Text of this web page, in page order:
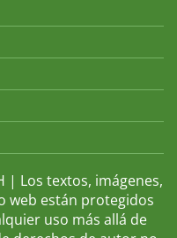
| Los textos, imágenes,
web están protegidos
uso más allá de